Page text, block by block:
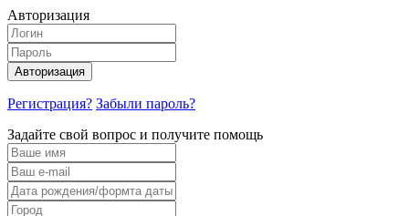
Авторизация
Авторизация
Регистрация? Забыли пароль?
Задайте свой вопрос и получите помощь